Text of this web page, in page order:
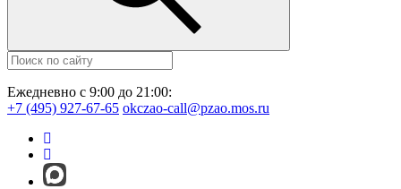
Ежедневно с 9:00 до 21:00:
+7 (495) 927-67-65 okczao-call@pzao.mos.ru